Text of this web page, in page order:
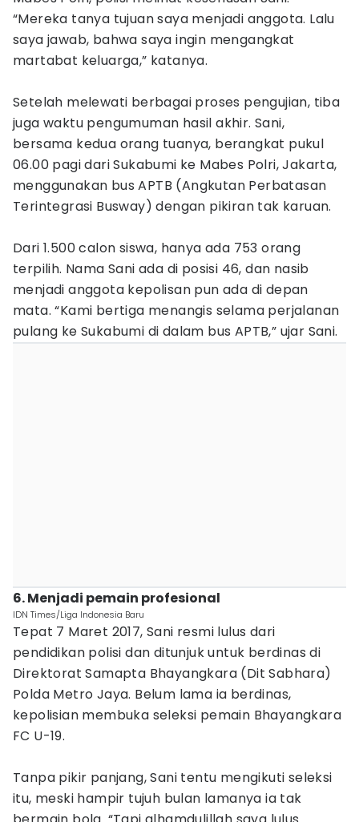
“Mereka tanya tujuan saya menjadi anggota. Lalu
saya jawab, bahwa saya ingin mengangkat
martabat keluarga,” katanya.
Setelah melewati berbagai proses pengujian, tiba
juga waktu pengumuman hasil akhir. Sani,
bersama kedua orang tuanya, berangkat pukul
06.00 pagi dari Sukabumi ke Mabes Polri, Jakarta,
menggunakan bus APTB (Angkutan Perbatasan
Terintegrasi Busway) dengan pikiran tak karuan.
Dari 1.500 calon siswa, hanya ada 753 orang
terpilih. Nama Sani ada di posisi 46, dan nasib
menjadi anggota kepolisan pun ada di depan
mata. “Kami bertiga menangis selama perjalanan
pulang ke Sukabumi di dalam bus APTB,” ujar Sani.
6. Menjadi pemain profesional
IDN Times/Liga Indonesia Baru
Tepat 7 Maret 2017, Sani resmi lulus dari
pendidikan polisi dan ditunjuk untuk berdinas di
Direktorat Samapta Bhayangkara (Dit Sabhara)
Polda Metro Jaya. Belum lama ia berdinas,
kepolisian membuka seleksi pemain Bhayangkara
FC U-19.
Tanpa pikir panjang, Sani tentu mengikuti seleksi
itu, meski hampir tujuh bulan lamanya ia tak